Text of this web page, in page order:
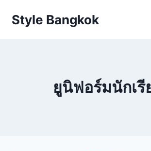
Style Bangkok
ยูนิฟอร์มนักเรี